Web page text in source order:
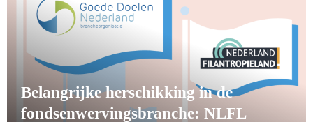
Belangrijke herschikking in de
fondsenwervingsbranche: NLFL